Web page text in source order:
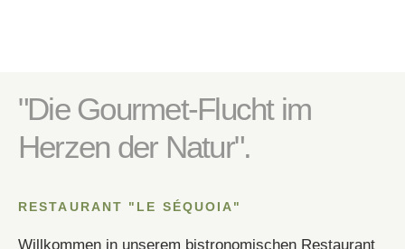
"Die Gourmet-Flucht im
Herzen der Natur".
RESTAURANT "LE SÉQUOIA"
Willkommen in unserem bistronomischen Restaurant
BESTÄTIGEN
*